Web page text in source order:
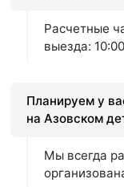
Расчетные
выезда: 10:00
Планируем у
на Азовском
Мы всегда